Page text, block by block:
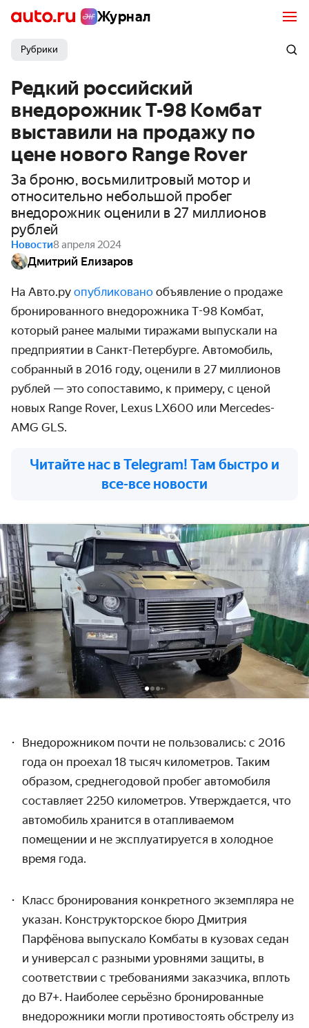
Журнал
Рубрики
Редкий российский
внедорожник T-98 Комбат
выставили на продажу по
цене нового Range Rover
За броню, восьмилитровый мотор и
относительно небольшой пробег
внедорожник оценили в 27 миллионов
рублей
Новости8 апреля 2024
Дмитрий Елизаров
На Авто.ру опубликовано объявление о продаже
бронированного внедорожника Т-98 Комбат,
который ранее малыми тиражами выпускали на
предприятии в Санкт-Петербурге. Автомобиль,
собранный в 2016 году, оценили в 27 миллионов
рублей — это сопоставимо, к примеру, с ценой
новых Range Rover, Lexus LX600 или Mercedes-
AMG GLS.
Читайте нас в Telegram! Там быстро и
все-все новости
Внедорожником почти не пользовались: с 2016
года он проехал 18 тысяч километров. Таким
образом, среднегодовой пробег автомобиля
составляет 2250 километров. Утверждается, что
автомобиль хранится в отапливаемом
помещении и не эксплуатируется в холодное
время года.
Класс бронирования конкретного экземпляра не
указан. Конструкторское бюро Дмитрия
Парфёнова выпускало Комбаты в кузовах седан
и универсал с разными уровнями защиты, в
соответствии с требованиями заказчика, вплоть
до B7+. Наиболее серьёзно бронированные
внедорожники могли противостоять обстрелу из